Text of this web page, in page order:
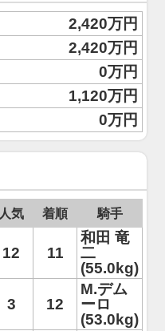
2,420万円
2,420万円
0万円
1,120万円
0万円
人気 着順 騎手
12 11
和田 竜
二
(55.0kg)
3 12
M.デム
ーロ
(53.0kg)